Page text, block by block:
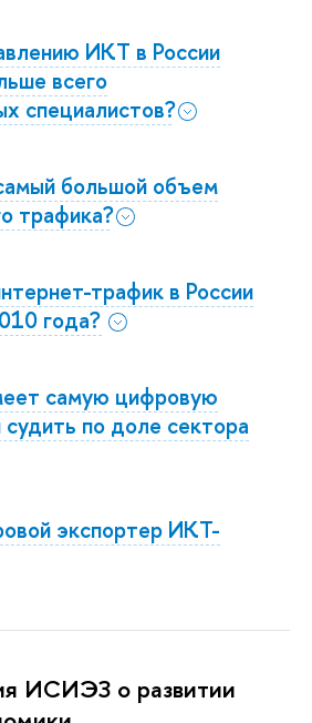
ИКТ в России
всего
специалистов?
большой объем
трафика?
трафик в России
года?
самую цифровую
по доле сектора
экспортер ИКТ-
ИСИЭЗ о развитии